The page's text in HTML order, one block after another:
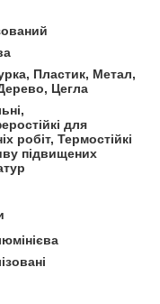
Пластик, Метал,
Цегла
для
робіт, Термостійкі
підвищених